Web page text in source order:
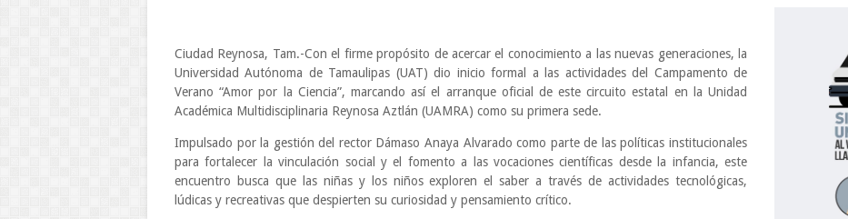
Ciudad Reynosa, Tam.-Con el firme propósito de acercar el conocimiento a las nuevas generaciones, la
Universidad Autónoma de Tamaulipas (UAT) dio inicio formal a las actividades del Campamento de
Verano “Amor por la Ciencia”, marcando así el arranque oficial de este circuito estatal en la Unidad
Académica Multidisciplinaria Reynosa Aztlán (UAMRA) como su primera sede.
Impulsado por la gestión del rector Dámaso Anaya Alvarado como parte de las políticas institucionales
para fortalecer la vinculación social y el fomento a las vocaciones científicas desde la infancia, este
encuentro busca que las niñas y los niños exploren el saber a través de actividades tecnológicas,
lúdicas y recreativas que despierten su curiosidad y pensamiento crítico.